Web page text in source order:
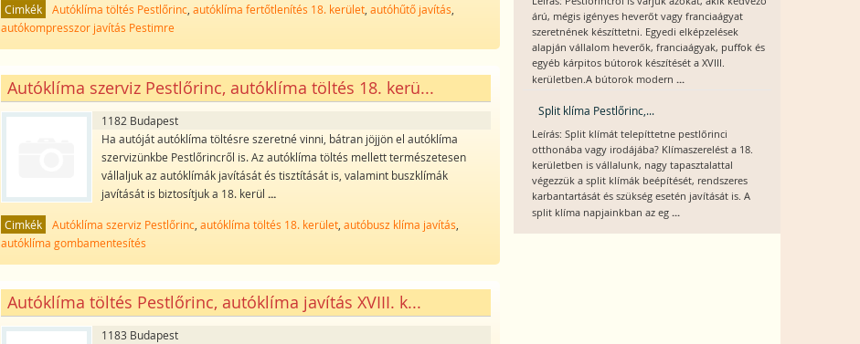
Cimkék Autóklíma töltés Pestlőrinc,autóklíma fertőtlenítés 18. kerület,autóhűtő javítás,
autókompresszor javítás Pestimre
Autóklíma szerviz Pestlőrinc, autóklíma töltés 18. kerü...
1182 Budapest
Ha autóját autóklíma töltésre szeretné vinni, bátran jöjjön el autóklíma
szervizünkbe Pestlőrincről is. Az autóklíma töltés mellett természetesen
vállaljuk az autóklímák javítását és tisztítását is, valamint buszklímák
javítását is biztosítjuk a 18. kerül ...
Cimkék Autóklíma szerviz Pestlőrinc ,autóklíma töltés 18. kerület ,autóbusz klíma javítás
autóklíma gombamentesítés
Autóklíma töltés Pestlőrinc, autóklíma javítás XVIII. k...
1183 Budapest
árú, mégis igényes heverőt vagy franciaágyat
szeretnének készíttetni. Egyedi elképzelések
alapján vállalom heverők, franciaágyak, puffok és
egyéb kárpitos bútorok készítését a XVIII.
kerületben.A bútorok modern ...
Split klíma Pestlőrinc,...
Leírás: Split klímát telepíttetne pestlőrinci
otthonába vagy irodájába? Klímaszerelést a 18.
kerületben is vállalunk, nagy tapasztalattal
végezzük a split klímák beépítését, rendszeres
karbantartását és szükség esetén javítását is. A
split klíma napjainkban az eg ...